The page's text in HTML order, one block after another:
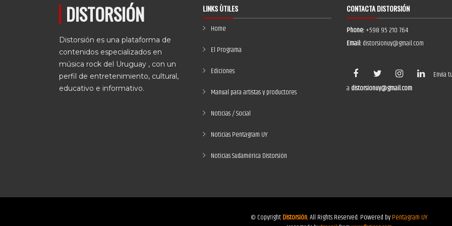
DISTORSIÓN
Distorsión es una plataforma de
contenidos especializados en
música rock del Uruguay , con un
perfil de entretenimiento, cultural,
educativo e informativo.
LINKS ÙTILES
Home
El Programa
Ediciones
Manual para artistas y productores
Noticias / Social
Noticias Pentagram UY
Noticias Sudamérica Distorsión
CONTACTA DISTORSIÓN
Phone:+598 95 210 764
Email:distorsionuy@gmail.com
Envía
a distorsionuy@gmail.com
© CopyrightDistorsión. All Rights Reserved. Powered byPentagram UY